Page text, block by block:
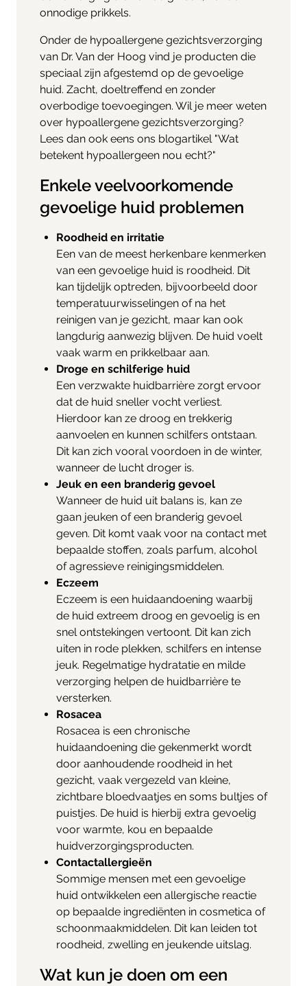
onnodige prikkels.
Onder de hypoallergene gezichtsverzorging
van Dr. Van der Hoog vind je producten die
speciaal zijn afgestemd op de gevoelige
huid. Zacht, doeltreffend en zonder
overbodige toevoegingen. Wil je meer weten
over hypoallergene gezichtsverzorging?
Lees dan ook eens ons blogartikel "Wat
betekent hypoallergeen nou echt?"
Enkele veelvoorkomende
gevoelige huid problemen
Roodheid en irritatie
Een van de meest herkenbare kenmerken
van een gevoelige huid is roodheid. Dit
kan tijdelijk optreden, bijvoorbeeld door
temperatuurwisselingen of na het
reinigen van je gezicht, maar kan ook
langdurig aanwezig blijven. De huid voelt
vaak warm en prikkelbaar aan.
Droge en schilferige huid
Een verzwakte huidbarrière zorgt ervoor
dat de huid sneller vocht verliest.
Hierdoor kan ze droog en trekkerig
aanvoelen en kunnen schilfers ontstaan.
Dit kan zich vooral voordoen in de winter,
wanneer de lucht droger is.
Jeuk en een branderig gevoel
Wanneer de huid uit balans is, kan ze
gaan jeuken of een branderig gevoel
geven. Dit komt vaak voor na contact met
bepaalde stoffen, zoals parfum, alcohol
of agressieve reinigingsmiddelen.
Eczeem
Eczeem is een huidaandoening waarbij
de huid extreem droog en gevoelig is en
snel ontstekingen vertoont. Dit kan zich
uiten in rode plekken, schilfers en intense
jeuk. Regelmatige hydratatie en milde
verzorging helpen de huidbarrière te
versterken.
Rosacea
Rosacea is een chronische
huidaandoening die gekenmerkt wordt
door aanhoudende roodheid in het
gezicht, vaak vergezeld van kleine,
zichtbare bloedvaatjes en soms bultjes of
puistjes. De huid is hierbij extra gevoelig
voor warmte, kou en bepaalde
huidverzorgingsproducten.
Contactallergieën
Sommige mensen met een gevoelige
huid ontwikkelen een allergische reactie
op bepaalde ingrediënten in cosmetica of
schoonmaakmiddelen. Dit kan leiden tot
roodheid, zwelling en jeukende uitslag.
Wat kun je doen om een